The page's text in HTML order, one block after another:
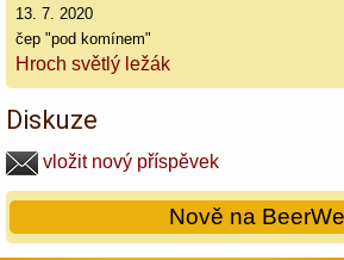
13. 7. 2020
čep "pod komínem"
Hroch světlý ležák
Diskuze
vložit nový příspěvek
Nově na